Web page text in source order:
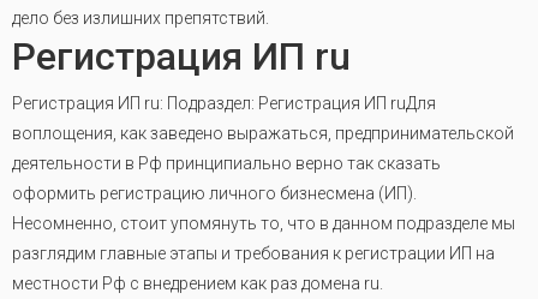
дело без излишних препятствий.
Регистрация ИП ru
Регистрация ИП ru: Подраздел: Регистрация ИП ruДля
воплощения, как заведено выражаться, предпринимательской
деятельности в Рф принципиально верно так сказать
оформить регистрацию личного бизнесмена (ИП).
Несомненно, стоит упомянуть то, что в данном подразделе мы
разглядим главные этапы и требования к регистрации ИП на
местности Рф с внедрением как раз домена ru.